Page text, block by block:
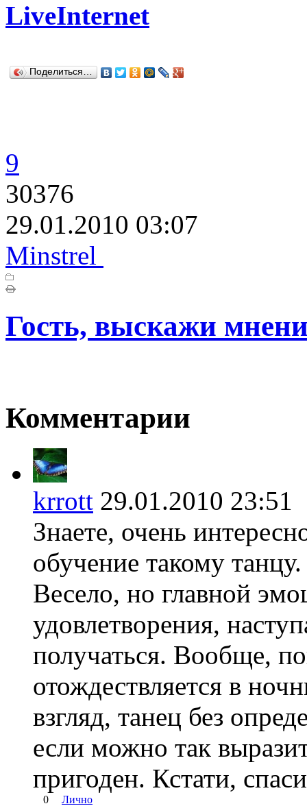
LiveInternet
Поделиться…
9
30376
29.01.2010 03:07
Minstrel
Гость, выскажи
Комментарии
krrott 29.01.2010
Знаете, очень
обучение такому
Весело, но главной
удовлетворения,
получаться. Вообще,
отождествляется в
взгляд, танец без
если можно так
пригоден. Кстати,
0 Лично